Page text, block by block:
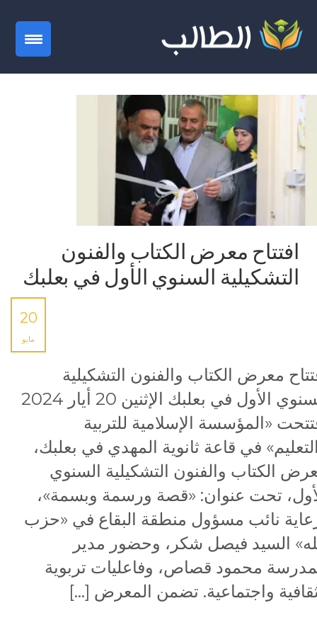
افتتاح معرض الكتاب والفنون
التشكيلية السنوي الأول في بعلبك
20
مايو
معرض الكتاب والفنون التشكيلية
السنوي الأول في بعلبك الإثنين 20 أيار 2024
«المؤسسة الإسلامية للتربية
في قاعة ثانوية المهدي في بعلبك،
الكتاب والفنون التشكيلية السنوي
تحت عنوان: «قصة ورسمة وبسمة»،
نائب مسؤول منطقة البقاع في «حزب
السيد فيصل شكر، وحضور مدير
محمود قصاص، وفاعليات تربوية
واجتماعية. تضمن المعرض […]